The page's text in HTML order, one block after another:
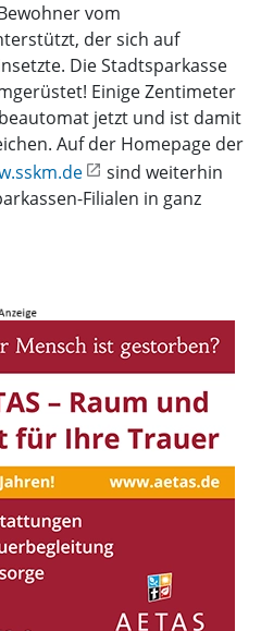
vom
der sich auf
Die Stadtsparkasse
Einige Zentimeter
jetzt und ist damit
Auf der Homepage der
sind weiterhin
Filialen in ganz